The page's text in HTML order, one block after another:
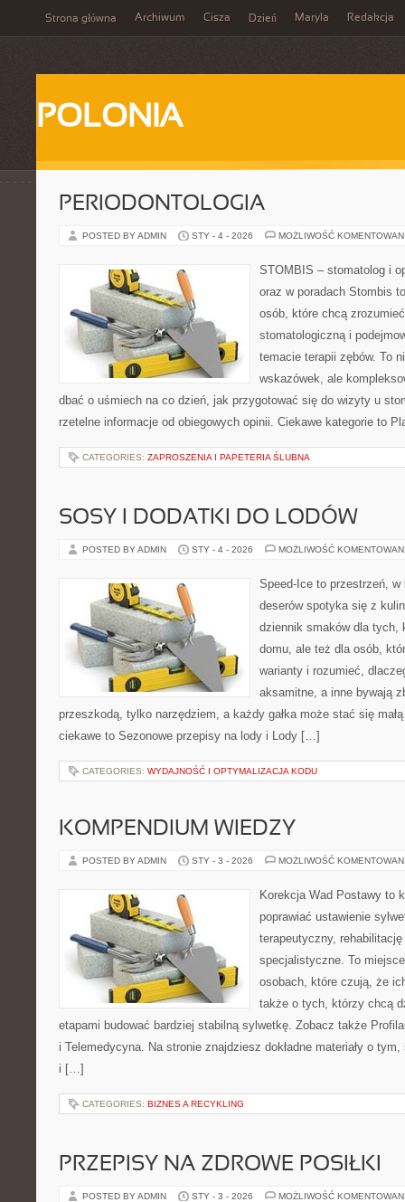
Strona główna Archiwum Cisza Dzień Maryla Redakcja
POLONIA
PERIODONTOLOGIA
POSTED BY ADMIN STY - 4 - 2026 MOŻLIWOŚĆ
STOMBIS – stomatolog i
oraz w poradach Stombis
osób, które chcą
stomatologiczną i
temacie terapii zębów. To
wskazówek, ale
dbać o uśmiech na co dzień, jak przygotować się do wizyty u
rzetelne informacje od obiegowych opinii. Ciekawe kategorie to
CATEGORIES: ZAPROSZENIA I PAPETERIA ŚLUBNA
SOSY I DODATKI DO LODÓW
POSTED BY ADMIN STY - 4 - 2026 MOŻLIWOŚĆ
Speed-Ice to przestrzeń,
deserów spotyka się z
dziennik smaków dla tych,
domu, ale też dla osób,
warianty i rozumieć,
aksamitne, a inne bywają
przeszkodą, tylko narzędziem, a każdy gałka może stać się
ciekawe to Sezonowe przepisy na lody i Lody […]
CATEGORIES: WYDAJNOŚĆ I OPTYMALIZACJA KODU
KOMPENDIUM WIEDZY
POSTED BY ADMIN STY - 3 - 2026 MOŻLIWOŚĆ
Korekcja Wad Postawy to
poprawiać ustawienie
terapeutyczny,
specjalistyczne. To
osobach, które czują, że
także o tych, którzy chcą
etapami budować bardziej stabilną sylwetkę. Zobacz także
i Telemedycyna. Na stronie znajdziesz dokładne materiały o
i […]
CATEGORIES: BIZNES A RECYKLING
PRZEPISY NA ZDROWE POSIŁKI
POSTED BY ADMIN STY - 3 - 2026 MOŻLIWOŚĆ